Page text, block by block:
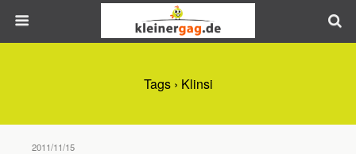
Tags › Klinsi
2011/11/15